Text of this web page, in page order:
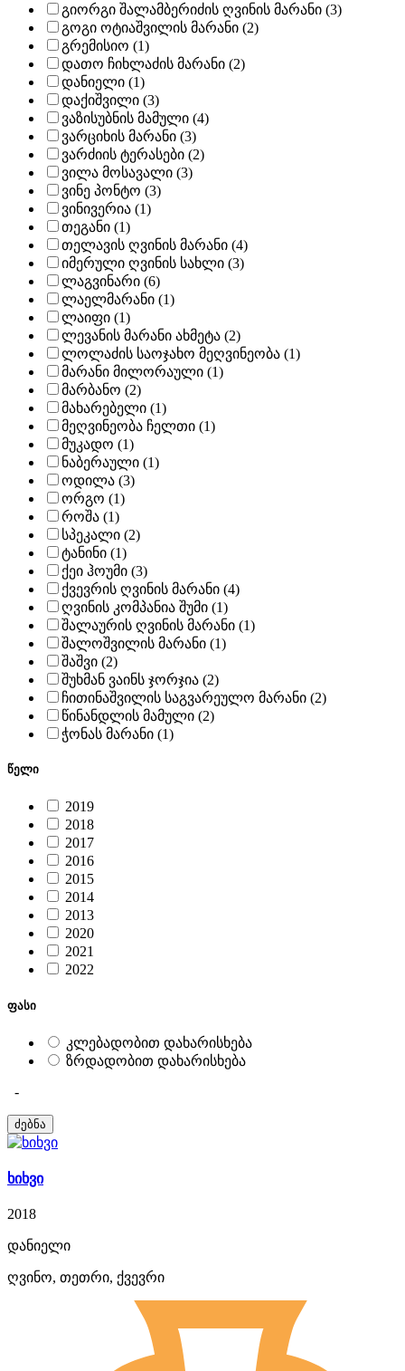
გიორგი შალამბერიძის ღვინის მარანი (3)
გოგი ოტიაშვილის მარანი (2)
გრემისიო (1)
დათო ჩიხლაძის მარანი (2)
დანიელი (1)
დაქიშვილი (3)
ვაზისუბნის მამული (4)
ვარციხის მარანი (3)
ვარძიის ტერასები (2)
ვილა მოსავალი (3)
ვინე პონტო (3)
ვინივერია (1)
თეგანი (1)
თელავის ღვინის მარანი (4)
იმერული ღვინის სახლი (3)
ლაგვინარი (6)
ლაელმარანი (1)
ლაიფი (1)
ლევანის მარანი ახმეტა (2)
ლოლაძის საოჯახო მეღვინეობა (1)
მარანი მილორაული (1)
მარბანო (2)
მახარებელი (1)
მეღვინეობა ჩელთი (1)
მუკადო (1)
ნაბერაული (1)
ოდილა (3)
ორგო (1)
როშა (1)
სპეკალი (2)
ტანინი (1)
ქეი ჰოუმი (3)
ქვევრის ღვინის მარანი (4)
ღვინის კომპანია შუმი (1)
შალაურის ღვინის მარანი (1)
შალოშვილის მარანი (1)
შაშვი (2)
შუხმან ვაინს ჯორჯია (2)
ჩითინაშვილის საგვარეულო მარანი (2)
წინანდლის მამული (2)
ჭონას მარანი (1)
წელი
2019
2018
2017
2016
2015
2014
2013
2020
2021
2022
ფასი
კლებადობით დახარისხება
ზრდადობით დახარისხება
-
ხიხვი
2018
დანიელი
ღვინო, თეთრი, ქვევრი